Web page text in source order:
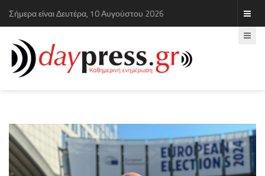
Σήμερα είναι Δευτέρα, 10 Αυγούστου 2026